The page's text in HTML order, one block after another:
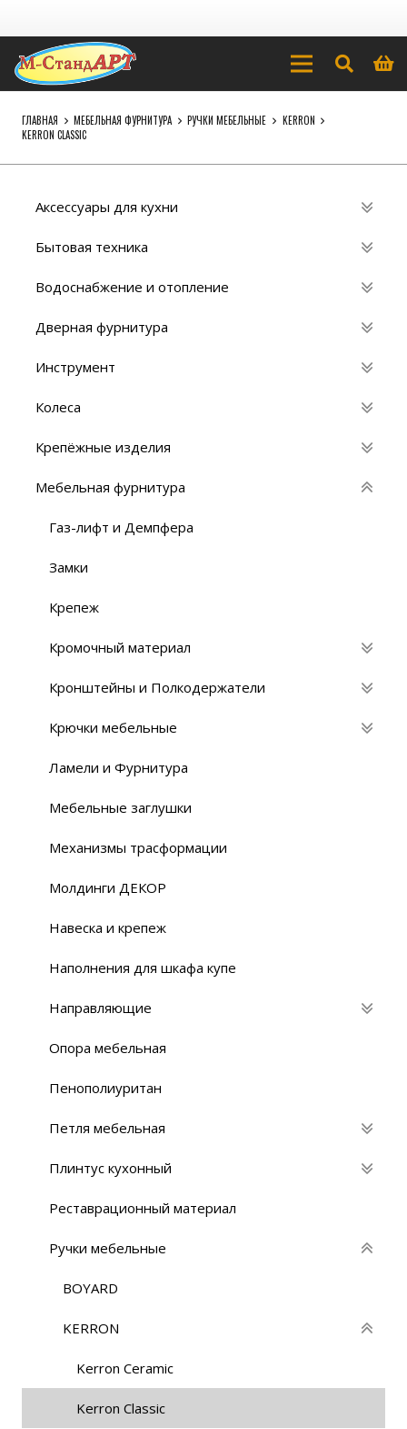
ГЛАВНАЯ МЕБЕЛЬНАЯ ФУРНИТУРА РУЧКИ МЕБЕЛЬНЫЕ
KERRON
KERRON CLASSIC
Аксессуары для кухни
Бытовая техника
Водоснабжение и отопление
Дверная фурнитура
Инструмент
Колеса
Крепёжные изделия
Мебельная фурнитура
Газ-лифт и Демпфера
Замки
Крепеж
Кромочный материал
Кронштейны и Полкодержатели
Крючки мебельные
Ламели и Фурнитура
Мебельные заглушки
Механизмы трасформации
Молдинги ДЕКОР
Навеска и крепеж
Наполнения для шкафа купе
Направляющие
Опора мебельная
Пенополиуритан
Петля мебельная
Плинтус кухонный
Реставрационный материaл
Ручки мебельные
BOYARD
KERRON
Kerron Ceramic
Kerron Classic